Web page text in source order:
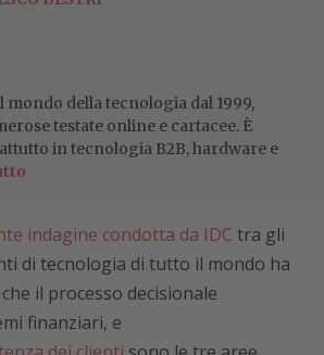
mondo della tecnologia dal 1999,
testate online e cartacee. È
in tecnologia B2B, hardware e
indagine condotta da IDC tra gli
di tecnologia di tutto il mondo ha
il processo decisionale
finanziari, e